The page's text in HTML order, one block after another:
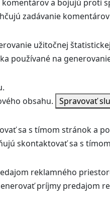
a bojujú proti
zadávanie
užitočnej
používané na
obsahu. Spravovať
sa s tímom stránok a
skontaktovať sa s
reklamného
príjmy predajom